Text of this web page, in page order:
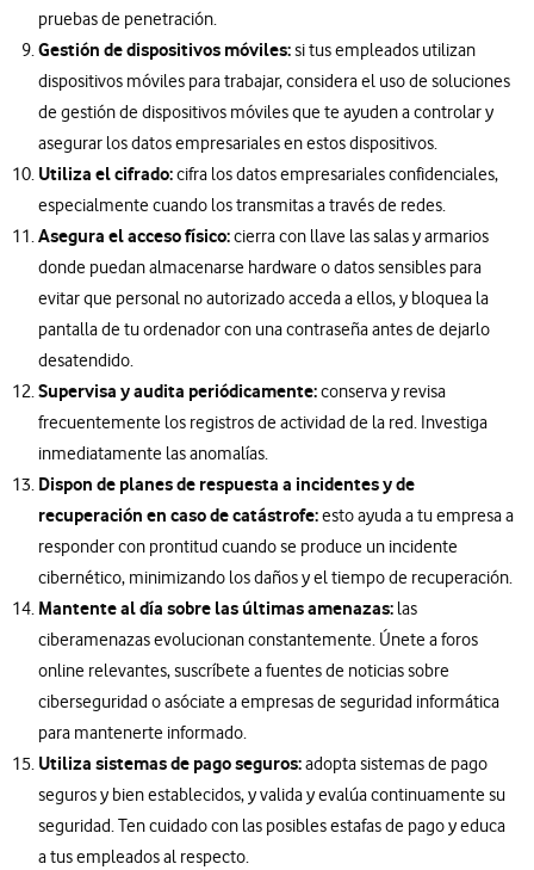
pruebas de penetración.
Gestión de dispositivos móviles:si tus empleados utilizan
dispositivos móviles para trabajar, considera el uso de soluciones
de gestión de dispositivos móviles que te ayuden a controlar y
asegurar los datos empresariales en estos dispositivos.
Utiliza el cifrado:cifra los datos empresariales confidenciales,
especialmente cuando los transmitas a través de redes.
Asegura el acceso físico:cierra con llave las salas y armarios
donde puedan almacenarse hardware o datos sensibles para
evitar que personal no autorizado acceda a ellos, y bloquea la
pantalla de tu ordenador con una contraseña antes de dejarlo
desatendido.
Supervisa y audita periódicamente:conserva y revisa
frecuentemente los registros de actividad de la red. Investiga
inmediatamente las anomalías.
Dispon de planes de respuesta a incidentes y de
recuperación en caso de catástrofe:esto ayuda a tu empresa a
responder con prontitud cuando se produce un incidente
cibernético, minimizando los daños y el tiempo de recuperación.
Mantente al día sobre las últimas amenazas: las
ciberamenazas evolucionan constantemente. Únete a foros
online relevantes, suscríbete a fuentes de noticias sobre
ciberseguridad o asóciate a empresas de seguridad informática
para mantenerte informado.
Utiliza sistemas de pago seguros:adopta sistemas de pago
seguros y bien establecidos, y valida y evalúa continuamente su
seguridad. Ten cuidado con las posibles estafas de pago y educa
a tus empleados al respecto.